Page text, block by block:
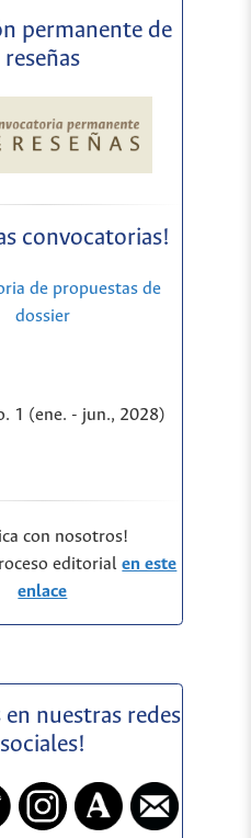
permanente de
reseñas
convocatorias!
de propuestas de
dossier
1 (ene. - jun., 2028)
con nosotros!
editorialen este
enlace
en nuestras redes
sociales!